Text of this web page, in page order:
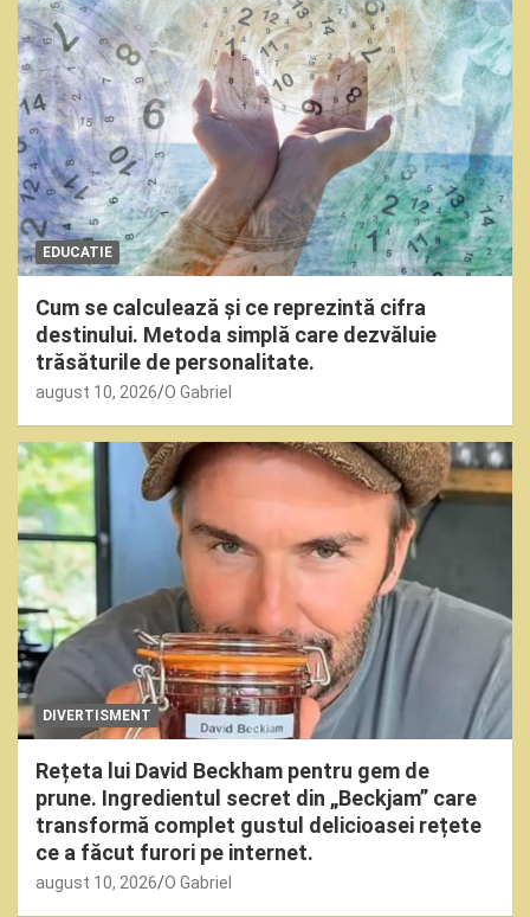
EDUCATIE
Cum se calculează și ce reprezintă cifra
destinului. Metoda simplă care dezvăluie
trăsăturile de personalitate.
august 10, 2026 O Gabriel
DIVERTISMENT
Rețeta lui David Beckham pentru gem de
prune. Ingredientul secret din „Beckjam” care
transformă complet gustul delicioasei rețete
ce a făcut furori pe internet.
august 10, 2026 O Gabriel